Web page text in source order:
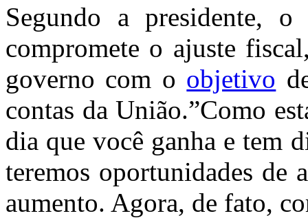
Segundo a presidente, o
compromete o ajuste
governo com o objetivo
contas da União.”Como
dia que você ganha e tem
teremos oportunidades de
aumento. Agora, de fato,